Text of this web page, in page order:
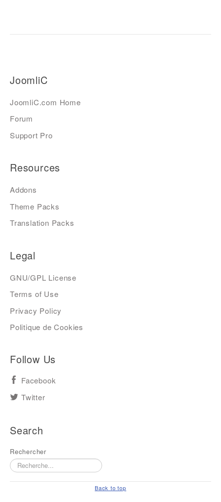
JoomliC
JoomliC.com Home
Forum
Support Pro
Resources
Addons
Theme Packs
Translation Packs
Legal
GNU/GPL License
Terms of Use
Privacy Policy
Politique de Cookies
Follow Us
Facebook
Twitter
Search
Rechercher
Back to top